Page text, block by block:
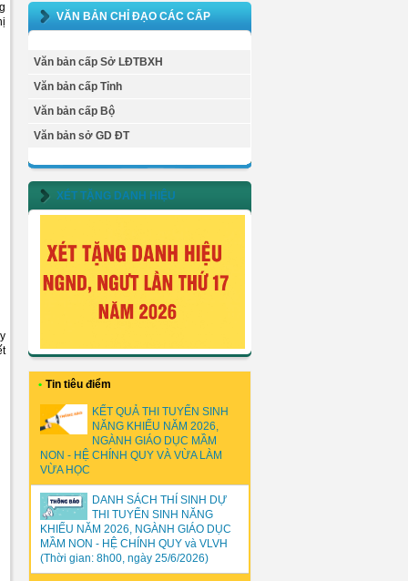
VĂN BẢN CHỈ ĐẠO CÁC CẤP
Văn bản cấp Sở LĐTBXH
Văn bản cấp Tỉnh
Văn bản cấp Bộ
Văn bản sở GD ĐT
XÉT TẶNG DANH HIỆU
• Tin tiêu điểm
KẾT QUẢ THI TUYỂN SINH
NĂNG KHIẾU NĂM 2026,
NGÀNH GIÁO DỤC MẦM
NON - HỆ CHÍNH QUY VÀ VỪA LÀM
VỪA HỌC
DANH SÁCH THÍ SINH DỰ
THI TUYỂN SINH NĂNG
KHIẾU NĂM 2026, NGÀNH GIÁO DỤC
MẦM NON - HỆ CHÍNH QUY và VLVH
(Thời gian: 8h00, ngày 25/6/2026)